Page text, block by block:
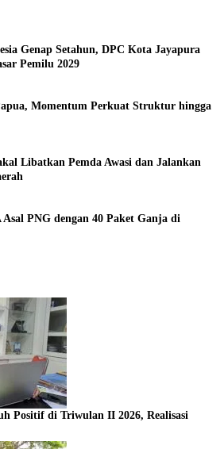
Genap Setahun, DPC Kota Jayapura
Pemilu 2029
Momentum Perkuat Struktur hingga
Libatkan Pemda Awasi dan Jalankan
PNG dengan 40 Paket Ganja di
Positif di Triwulan II 2026, Realisasi